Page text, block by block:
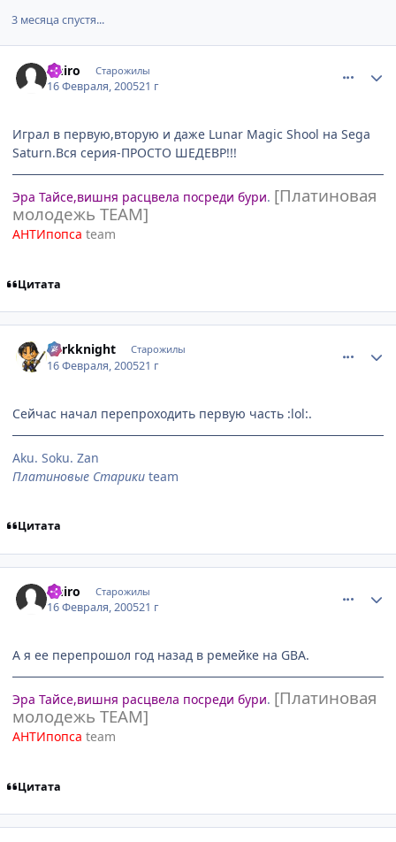
3 месяца спустя...
ithiro Старожилы
16 Февраля, 200521 г
Играл в первую,вторую и даже Lunar Magic Shool на Sega
Saturn.Вся серия-ПРОСТО ШЕДЕВР!!!
Эра Тайсе,вишня расцвела посреди бури. [Платиновая
молодежь TEAM]
АНТИпопса team
Цитата
darkknight Старожилы
16 Февраля, 200521 г
Сейчас начал перепроходить первую часть :lol:.
Aku. Soku. Zan
Платиновые Старики team
Цитата
ithiro Старожилы
16 Февраля, 200521 г
А я ее перепрошол год назад в ремейке на GBA.
Эра Тайсе,вишня расцвела посреди бури. [Платиновая
молодежь TEAM]
АНТИпопса team
Цитата